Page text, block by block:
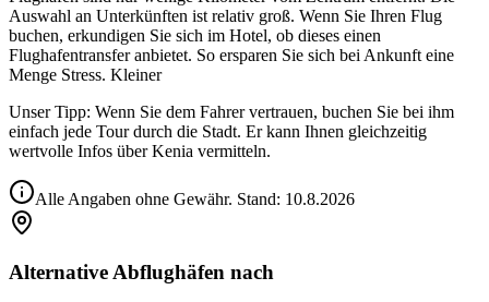
Auswahl an Unterkünften ist relativ groß. Wenn Sie Ihren Flug
buchen, erkundigen Sie sich im Hotel, ob dieses einen
Flughafentransfer anbietet. So ersparen Sie sich bei Ankunft eine
Menge Stress. Kleiner
Unser Tipp: Wenn Sie dem Fahrer vertrauen, buchen Sie bei ihm
einfach jede Tour durch die Stadt. Er kann Ihnen gleichzeitig
wertvolle Infos über Kenia vermitteln.
Alle Angaben ohne Gewähr. Stand: 10.8.2026
Alternative Abflughäfen nach